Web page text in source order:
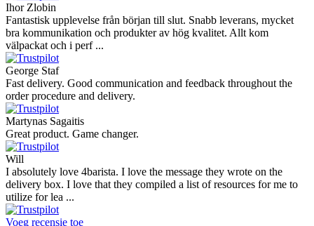
Ihor Zlobin
Fantastisk upplevelse från början till slut. Snabb leverans, mycket
bra kommunikation och produkter av hög kvalitet. Allt kom
välpackat och i perf ...
George Staf
Fast delivery. Good communication and feedback throughout the
order procedure and delivery.
Martynas Sagaitis
Great product. Game changer.
Will
I absolutely love 4barista. I love the message they wrote on the
delivery box. I love that they compiled a list of resources for me to
utilize for lea ...
Voeg recensie toe